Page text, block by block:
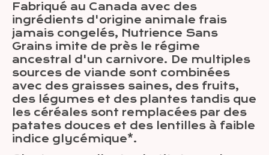
Fabriqué au Canada avec des
ingrédients d'origine animale frais
jamais congelés, Nutrience Sans
Grains imite de près le régime
ancestral d'un carnivore. De multiples
sources de viande sont combinées
avec des graisses saines, des fruits,
des légumes et des plantes tandis que
les céréales sont remplacées par des
patates douces et des lentilles à faible
indice glycémique*.